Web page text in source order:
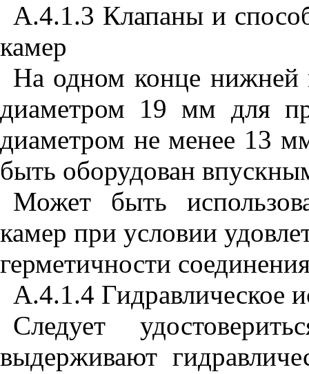
А.4.1.3 Клапаны и
камер
На одном конце нижней
диаметром 19 мм для
диаметром не менее 13
быть оборудован
Может быть
камер при условии
герметичности
А.4.1.4 Гидравлическое
Следует
выдерживают